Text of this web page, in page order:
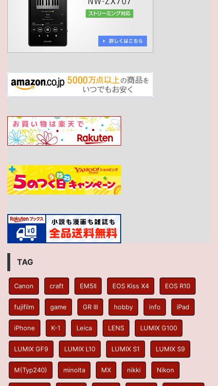
TAG
Canon craft EM5II EOS Kiss X4 EOS R10
fujifilm game GR III hobby info iPad
iPhone K-1 Leica LENS LUMIX G100
LUMIX GF9 LUMIX L10 LUMIX S1 LUMIX S9
M(Typ240) minolta MX nikki Nikon